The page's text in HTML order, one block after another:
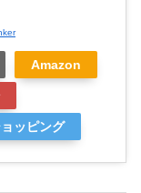
Amazon
ッピング